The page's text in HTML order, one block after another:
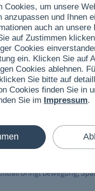
®Designist der ideale
überzeugt der Ball
und macht den Fußball
das robuste PU-
das
Mein Schiff
bringt Bewegung,
Cookies, um unsere
anzupassen und Ihnen
auch an
auf Zustimmen
Cookies
ein. Klicken Sie auf
Cookies ablehnen.
Sie bitte auf
Cookies finden Sie in
Sie im Impressum.